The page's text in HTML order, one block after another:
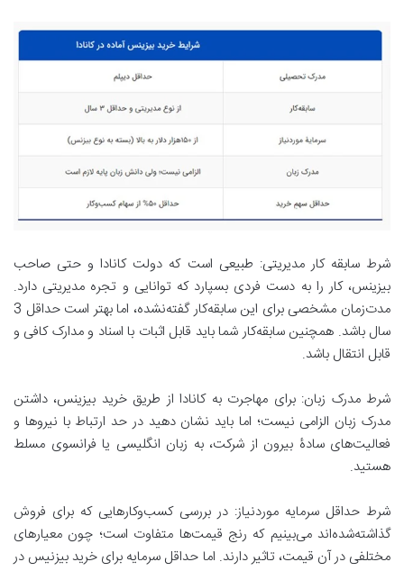
شرط سابقه کار مدیریتی: طبیعی است که دولت کانادا و حتی صاحب
بیزینس، کار را به دست فردی بسپارد که توانایی و تجره مدیریتی دارد.
مدت‌زمان مشخصی برای این سابقه‌کار گفته‌نشده، اما بهتر است حداقل 3
سال باشد. همچنین سابقه‌کار شما باید قابل اثبات با اسناد و مدارک کافی و
قابل انتقال باشد.
شرط مدرک زبان: برای مهاجرت به کانادا از طریق خرید بیزینس، داشتن
مدرک زبان الزامی نیست؛ اما باید نشان دهید در حد ارتباط با نیروها و
فعالیت‌های سادۀ بیرون از شرکت، به زبان انگلیسی یا فرانسوی مسلط
هستید.
شرط حداقل سرمایه موردنیاز: در بررسی کسب‌وکارهایی که برای فروش
گذاشته‌شده‌اند می‌بینیم که رنج قیمت‌ها متفاوت است؛ چون معیارهای
مختلفی در آن قیمت، تاثیر دارند. اما حداقل سرمایه برای خرید بیزنیس در